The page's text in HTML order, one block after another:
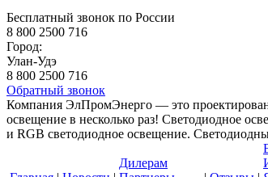
Бесплатный звонок по России
8 800 2500 716
Город:
Улан-Удэ
8 800 2500 716
Обратный звонок
Компания ЭлПромЭнерго — это
освещение в несколько раз! Светодиодное
и RGB светодиодное освещение.
Дилерам